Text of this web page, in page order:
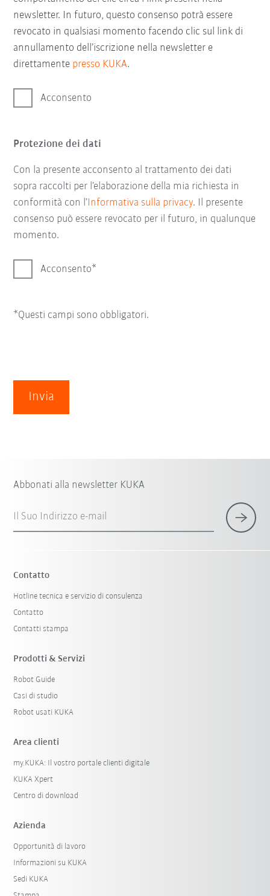
newsletter. In futuro, questo consenso potrà essere
revocato in qualsiasi momento facendo clic sul link di
annullamento dell’iscrizione nella newsletter e
direttamente presso KUKA.
Acconsento
Protezione dei dati
Con la presente acconsento al trattamento dei dati
sopra raccolti per l’elaborazione della mia richiesta in
conformità con l’Informativa sulla privacy. Il presente
consenso può essere revocato per il futuro, in qualunque
momento.
Acconsento
*Questi campi sono obbligatori.
Invia
Abbonati alla newsletter KUKA
Il Suo Indirizzo e-mail
Contatto
Hotline tecnica e servizio di consulenza
Contatto
Contatti stampa
Prodotti & Servizi
Robot Guide
Casi di studio
Robot usati KUKA
Area clienti
my.KUKA: Il vostro portale clienti digitale
KUKA Xpert
Centro di download
Azienda
Opportunità di lavoro
Informazioni su KUKA
Sedi KUKA